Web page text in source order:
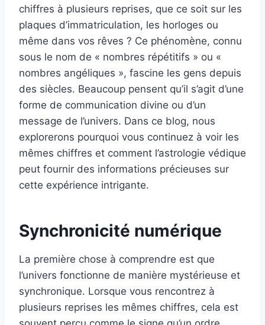
chiffres à plusieurs reprises, que ce soit sur les
plaques d’immatriculation, les horloges ou
même dans vos rêves ? Ce phénomène, connu
sous le nom de « nombres répétitifs » ou «
nombres angéliques », fascine les gens depuis
des siècles. Beaucoup pensent qu’il s’agit d’une
forme de communication divine ou d’un
message de l’univers. Dans ce blog, nous
explorerons pourquoi vous continuez à voir les
mêmes chiffres et comment l’astrologie védique
peut fournir des informations précieuses sur
cette expérience intrigante.
Synchronicité numérique
La première chose à comprendre est que
l’univers fonctionne de manière mystérieuse et
synchronique. Lorsque vous rencontrez à
plusieurs reprises les mêmes chiffres, cela est